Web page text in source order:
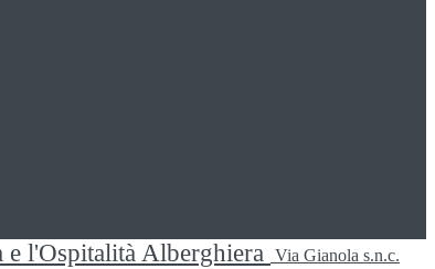
e l'Ospitalità Alberghiera Via Gianola s.n.c.